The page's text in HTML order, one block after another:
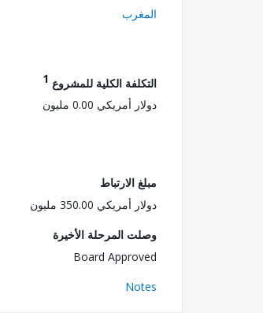
المغرب
التكلفة الكلية للمشروع 1
دولار أمريكي 0.00 مليون
مبلغ الارتباط
دولار أمريكي 350.00 مليون
وصلت المرحلة الأخيرة
Board Approved
Notes